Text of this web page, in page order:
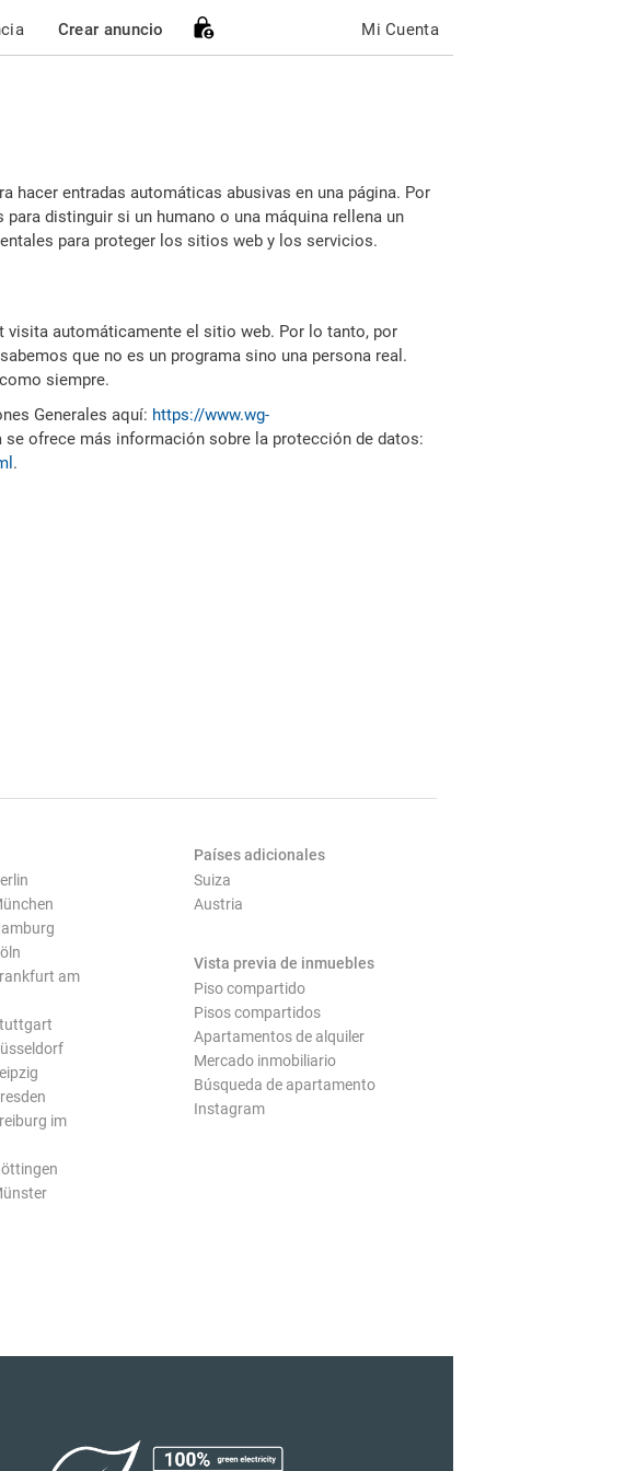
Crear anuncio Mi Cuenta
hacer entradas automáticas abusivas en una página. Por
distinguir si un humano o una máquina rellena un
para proteger los sitios web y los servicios.
visita automáticamente el sitio web. Por lo tanto, por
que no es un programa sino una persona real.
siempre.
Generales aquí: https://www.wg-
se ofrece más información sobre la protección de datos:
.
am
im
Países adicionales
Suiza
Austria
Vista previa de inmuebles
Piso compartido
Pisos compartidos
Apartamentos de alquiler
Mercado inmobiliario
Búsqueda de apartamento
Instagram